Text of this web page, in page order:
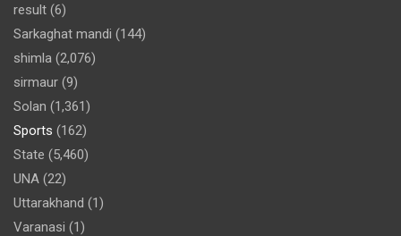
result (6)
Sarkaghat mandi (144)
shimla (2,076)
sirmaur (9)
Solan (1,361)
Sports (162)
State (5,460)
UNA (22)
Uttarakhand (1)
Varanasi (1)